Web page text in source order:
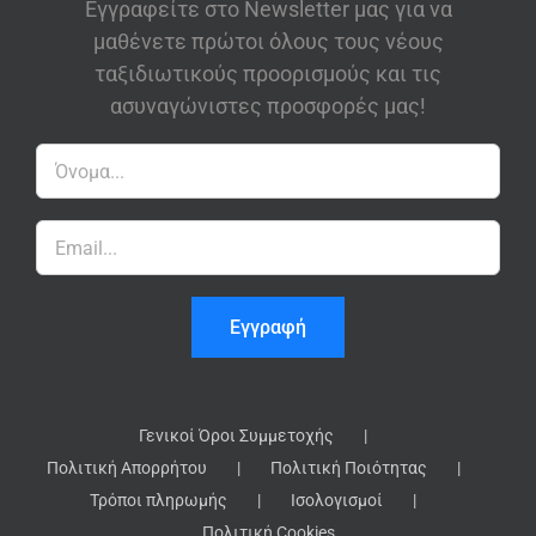
Εγγραφείτε στο Newsletter μας για να
μαθένετε πρώτοι όλους τους νέους
ταξιδιωτικούς προορισμούς και τις
ασυναγώνιστες προσφορές μας!
Γενικοί Όροι Συμμετοχής
Πολιτική Απορρήτου
Πολιτική Ποιότητας
Τρόποι πληρωμής
Ισολογισμοί